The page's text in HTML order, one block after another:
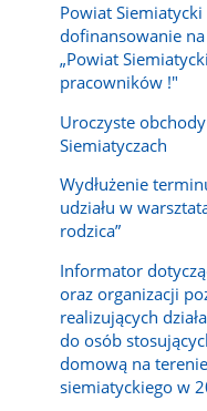
Powiat Siemiatycki
dofinansowanie
„Powiat
pracowników !"
Uroczyste
Siemiatyczach
Wydłużenie
udziału w
rodzica”
Informator
oraz organizacji
realizujących
do osób
domową na
siemiatyckiego w